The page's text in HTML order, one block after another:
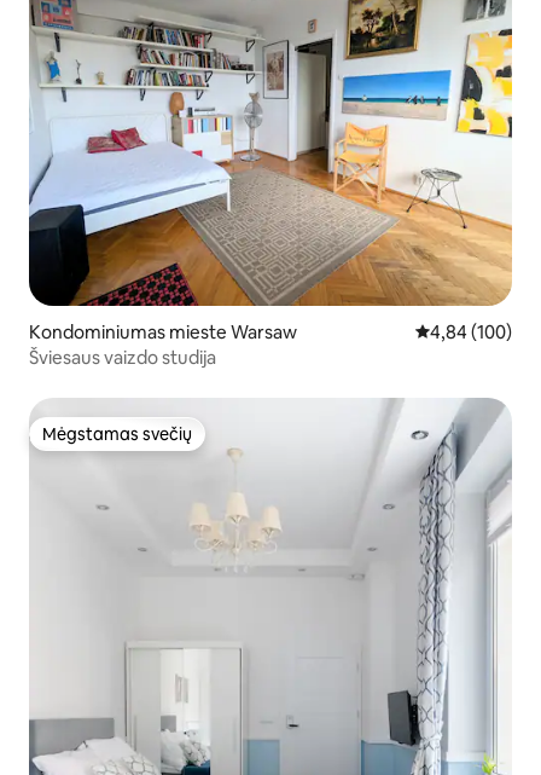
Kondominiumas mieste Warsaw Vidutinis
4,84 (100)
Šviesaus vaizdo studija
Mėgstamas svečių
Mėgstamas svečių